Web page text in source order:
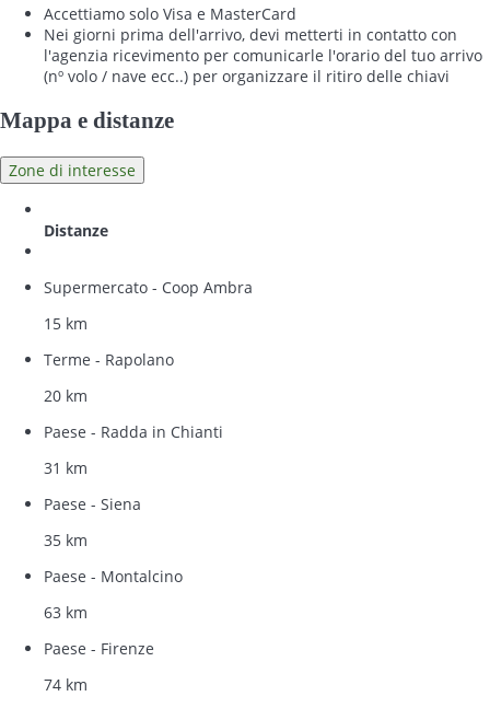
Accettiamo solo Visa e MasterCard
Nei giorni prima dell'arrivo, devi metterti in contatto con
l'agenzia ricevimento per comunicarle l'orario del tuo arrivo
(nº volo / nave ecc..) per organizzare il ritiro delle chiavi
Mappa e distanze
Zone di interesse
Distanze
Supermercato - Coop Ambra
15 km
Terme - Rapolano
20 km
Paese - Radda in Chianti
31 km
Paese - Siena
35 km
Paese - Montalcino
63 km
Paese - Firenze
74 km